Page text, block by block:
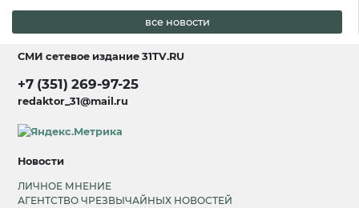
все новости
СМИ сетевое издание31TV.RU
+7 (351) 269-97-25
redaktor_31@mail.ru
Новости
ЛИЧНОЕ МНЕНИЕ
АГЕНТСТВО ЧРЕЗВЫЧАЙНЫХ НОВОСТЕЙ